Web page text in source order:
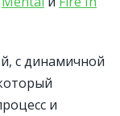
с динамичной
и